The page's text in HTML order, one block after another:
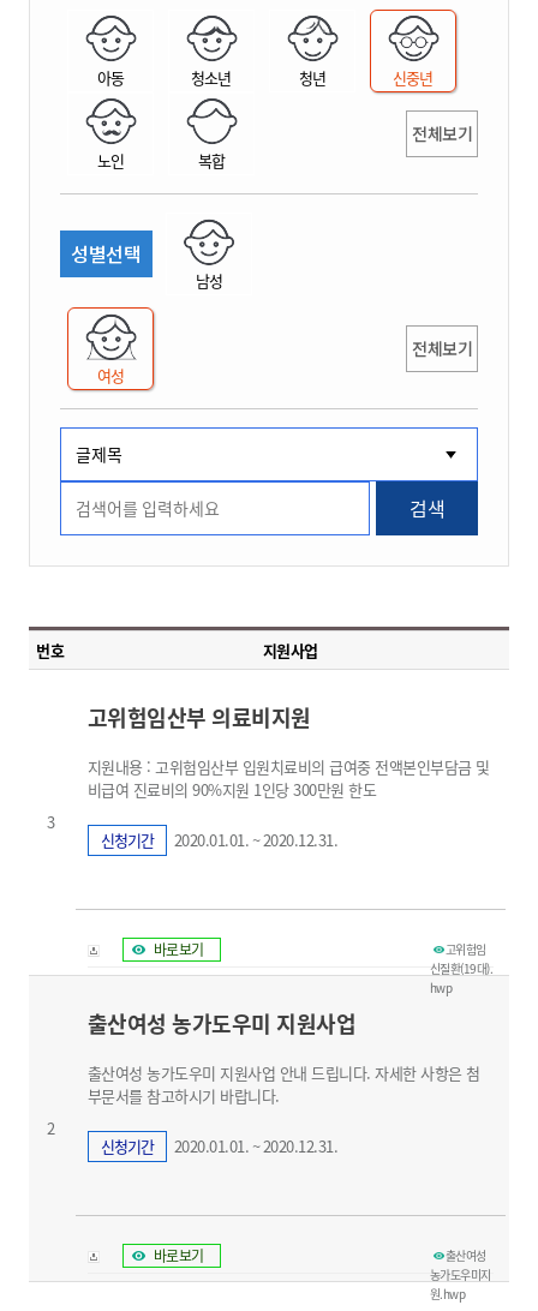
아동 청소년 청년 신중년
노인 복합
전체보기
성별선택
남성
여성
전체보기
검색
번호 지원사업
3
고위험임산부 의료비지원
지원내용 : 고위험임산부 입원치료비의 급여중 전액본인부담금 및
비급여 진료비의 90%지원 1인당 300만원 한도
신청기간 2020.01.01. ~ 2020.12.31.
고위험임
신질환(19대).
hwp
바로보기
2
출산여성 농가도우미 지원사업
출산여성 농가도우미 지원사업 안내 드립니다. 자세한 사항은 첨
부문서를 참고하시기 바랍니다.
신청기간 2020.01.01. ~ 2020.12.31.
출산여성
농가도우미지
원.hwp
바로보기